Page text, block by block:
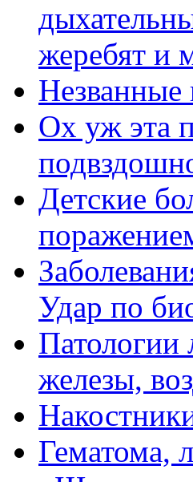
жеребят и
Незванные
Ох уж эта
Детские
Удар по
железы,
Гематома,